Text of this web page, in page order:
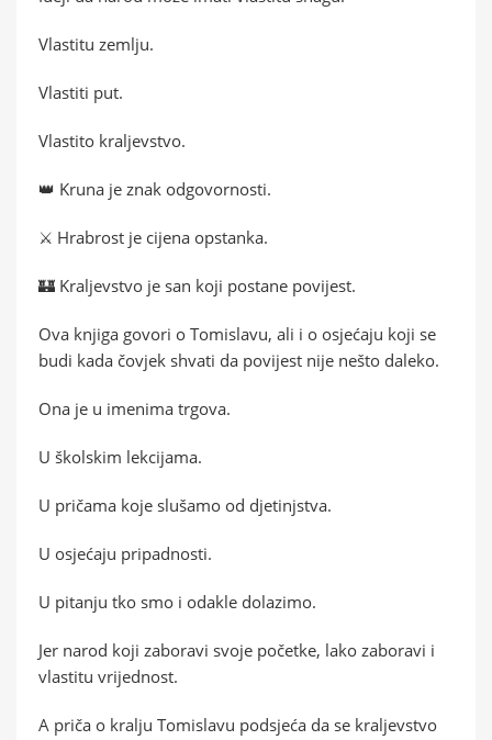
Vlastitu zemlju.
Vlastiti put.
Vlastito kraljevstvo.
👑 Kruna je znak odgovornosti.
⚔️ Hrabrost je cijena opstanka.
🏰 Kraljevstvo je san koji postane povijest.
Ova knjiga govori o Tomislavu, ali i o osjećaju koji se
budi kada čovjek shvati da povijest nije nešto daleko.
Ona je u imenima trgova.
U školskim lekcijama.
U pričama koje slušamo od djetinjstva.
U osjećaju pripadnosti.
U pitanju tko smo i odakle dolazimo.
Jer narod koji zaboravi svoje početke, lako zaboravi i
vlastitu vrijednost.
A priča o kralju Tomislavu podsjeća da se kraljevstvo